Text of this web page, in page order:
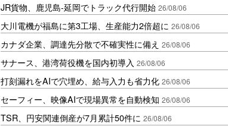
JR貨物、鹿児島-延岡でトラック代行開始 26/08/06
大川電機が福島に第3工場、生産能力2倍超に 26/08/06
カナダ企業、調達先分散で不確実性に備え 26/08/06
サナース、港湾荷役機を国内初導入 26/08/06
打刻漏れをAIで穴埋め、給与入力も省力化 26/08/06
セーフィー、映像AIで現場異常を自動検知 26/08/06
TSR、円安関連倒産が7月累計50件に 26/08/06